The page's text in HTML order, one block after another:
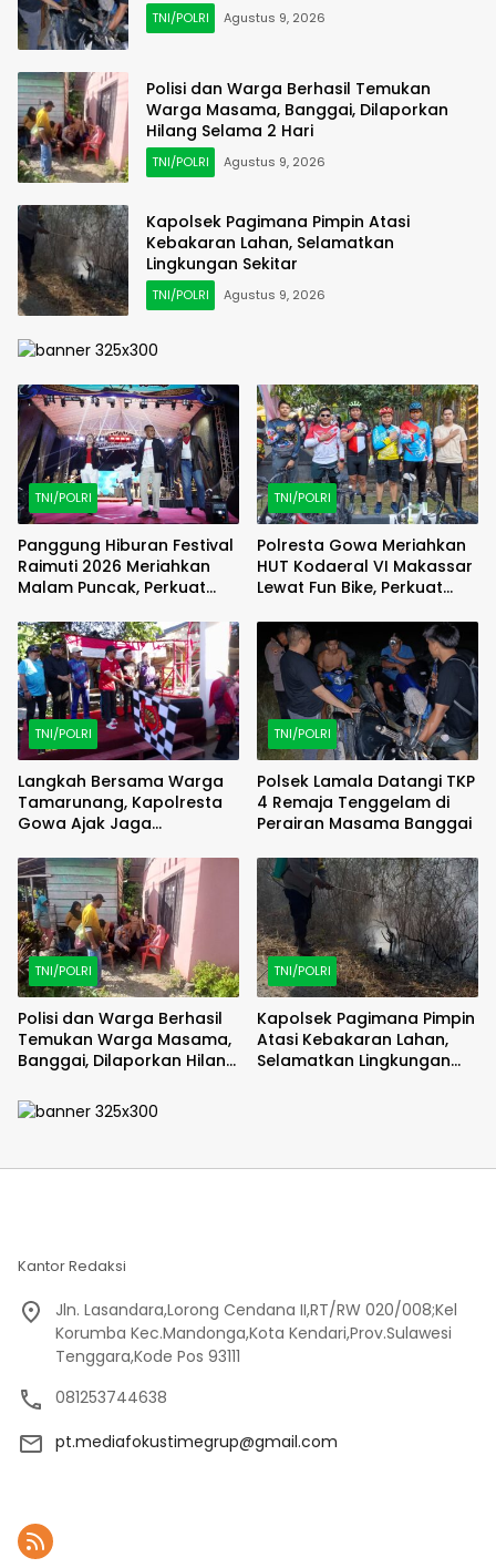
TNI/POLRI Agustus 9, 2026
Polisi dan Warga Berhasil Temukan
Warga Masama, Banggai, Dilaporkan
Hilang Selama 2 Hari
TNI/POLRI Agustus 9, 2026
Kapolsek Pagimana Pimpin Atasi
Kebakaran Lahan, Selamatkan
Lingkungan Sekitar
TNI/POLRI Agustus 9, 2026
TNI/POLRI
Panggung Hiburan Festival
Raimuti 2026 Meriahkan
Malam Puncak, Perkuat
Rakyat
TNI/POLRI
Polresta Gowa Meriahkan
HUT Kodaeral VI Makassar
Lewat Fun Bike, Perkuat
TNI/POLRI
Langkah Bersama Warga
Tamarunang, Kapolresta
Gowa Ajak Jaga
ke-81
TNI/POLRI
Polsek Lamala Datangi TKP
4 Remaja Tenggelam di
Perairan Masama Banggai
TNI/POLRI
Polisi dan Warga Berhasil
Temukan Warga Masama,
Banggai, Dilaporkan Hilang
TNI/POLRI
Kapolsek Pagimana Pimpin
Atasi Kebakaran Lahan,
Selamatkan Lingkungan
Kantor Redaksi
Jln. Lasandara,Lorong Cendana II,RT/RW 020/008;Kel
Korumba Kec.Mandonga,Kota Kendari,Prov.Sulawesi
Tenggara,Kode Pos 93111
081253744638
pt.mediafokustimegrup@gmail.com